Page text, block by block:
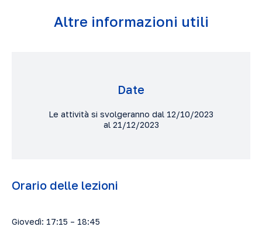
Altre informazioni utili
Date
Le attività si svolgeranno dal 12/10/2023
al 21/12/2023
Orario delle lezioni
Giovedì: 17:15 – 18:45